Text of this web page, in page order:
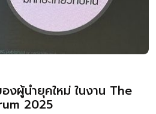
งผู้นำยุคใหม่ ในงาน The
2025